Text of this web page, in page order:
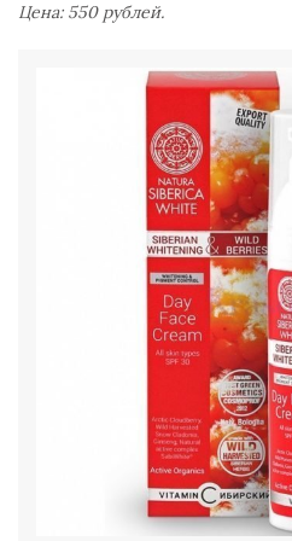
Цена: 550 рублей.